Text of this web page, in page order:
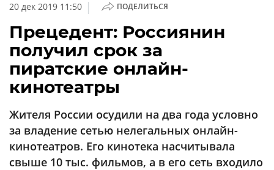
кабинет
О
проекте
CNews
Аналитика
Конференции
Техника
20 дек 2019 11:50 | ПОДЕЛИТЬСЯ
Прецедент: Россиянин
получил срок за
пиратские онлайн-
кинотеатры
Жителя России осудили на два года условно
за владение сетью нелегальных онлайн-
кинотеатров. Его кинотека насчитывала
свыше 10 тыс. фильмов, а в его сеть входило